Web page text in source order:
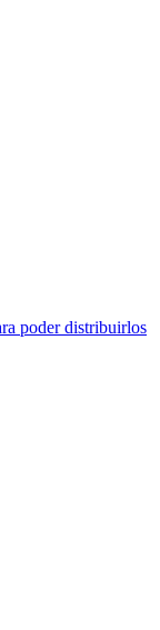
poder distribuirlos